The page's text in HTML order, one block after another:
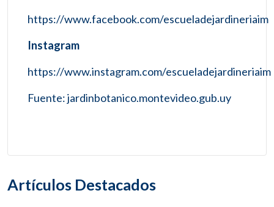
https://www.facebook.com/escueladejardineriaim
Instagram
https://www.instagram.com/escueladejardineriaim
Fuente: jardinbotanico.montevideo.gub.uy
Artículos Destacados